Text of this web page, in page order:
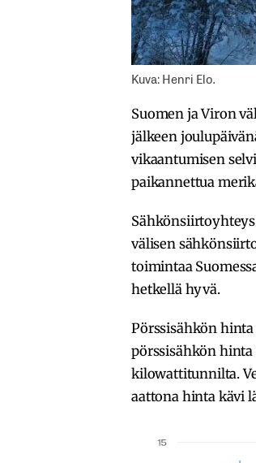
Kuva: Henri Elo.
Suomen ja Viron
jälkeen
vikaantumisen
paikannettua
välisen
toimintaa
hetkellä hyvä.
Pörssisähkön hinta
pörssisähkön
kilowattitunnilta.
aattona hinta kävi